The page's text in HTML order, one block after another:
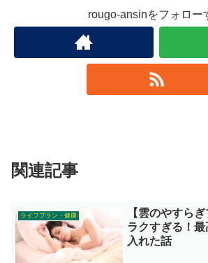
rougo-ansinをフォロー
関連記事
ライフプラン・健康
【雲のやすら
ラクすぎる！
入れた話